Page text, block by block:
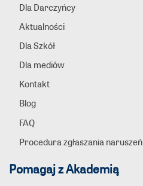
Dla Darczyńcy
Aktualności
Dla Szkół
Dla mediów
Kontakt
Blog
FAQ
Procedura zgłaszania naruszeń
Pomagaj z Akademią